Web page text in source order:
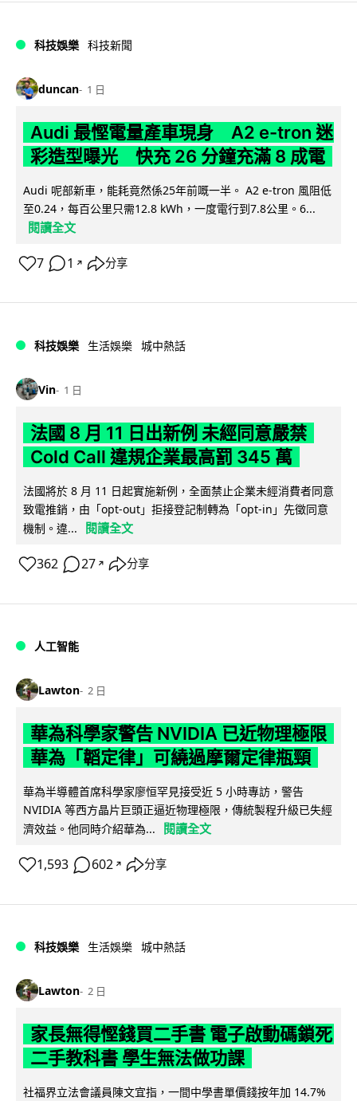
科技娛樂 科技新聞
duncan 1 日
Audi 最慳電量產車現身 A2 e-tron 迷
彩造型曝光 快充 26 分鐘充滿 8 成電
Audi 呢部新車，能耗竟然係25年前嘅一半。 A2 e-tron 風阻低
至0.24，每百公里只需12.8 kWh，一度電行到7.8公里。6...
閱讀全文
7 1 ↗ 分享
科技娛樂 生活娛樂 城中熱話
Vin 1 日
法國 8 月 11 日出新例 未經同意嚴禁
Cold Call 違規企業最高罰 345 萬
法國將於 8 月 11 日起實施新例，全面禁止企業未經消費者同意
致電推銷，由「opt-out」拒接登記制轉為「opt-in」先徵同意
機制。違...
閱讀全文
362 27 ↗ 分享
人工智能
Lawton 2 日
華為科學家警告 NVIDIA 已近物理極限
華為「韜定律」可繞過摩爾定律瓶頸
華為半導體首席科學家廖恒罕見接受近 5 小時專訪，警告
NVIDIA 等西方晶片巨頭正逼近物理極限，傳統製程升級已失經
濟效益。他同時介紹華為...
閱讀全文
1,593 602 ↗ 分享
科技娛樂 生活娛樂 城中熱話
Lawton 2 日
家長無得慳錢買二手書 電子啟動碼鎖死
二手教科書 學生無法做功課
社福界立法會議員陳文宜指，一間中學書單價錢按年加 14.7%